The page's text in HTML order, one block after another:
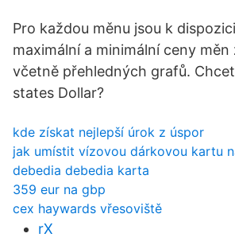
Pro každou měnu jsou k
maximální a minimální ceny
včetně přehledných grafů.
states Dollar?
kde získat nejlepší úrok z úspor
jak umístit vízovou dárkovou kartu
debedia debedia karta
359 eur na gbp
cex haywards vřesoviště
rX